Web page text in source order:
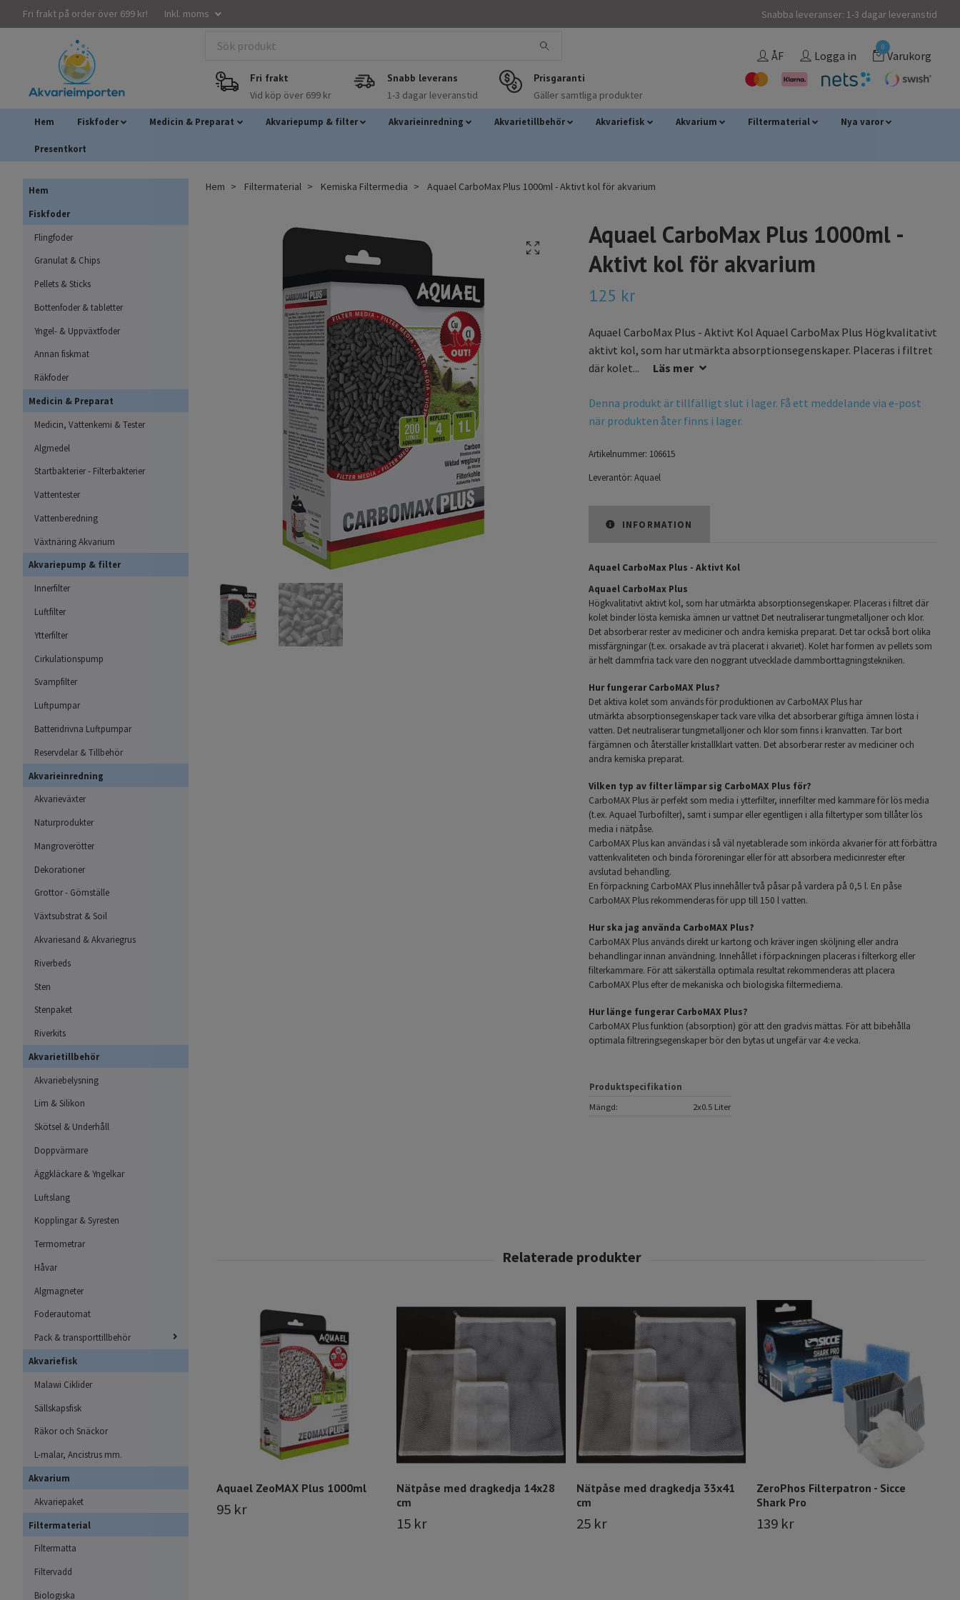
Fri frakt på order över 699 kr! Inkl. moms Snabba leveranser: 1-3 dagar leveranstid
Fri frakt
Vid köp över 699 kr
Snabb leverans
1-3 dagar leveranstid
Prisgaranti
Gäller samtliga produkter
ÅF Logga in
0
Varukorg
Hem Fiskfoder Medicin & Preparat Akvariepump & filter Akvarieinredning Akvarietillbehör Akvariefisk Akvarium Filtermaterial Nya varor
Presentkort
Hem
Fiskfoder
Flingfoder
Granulat & Chips
Pellets & Sticks
Bottenfoder & tabletter
Yngel- & Uppväxtfoder
Annan fiskmat
Räkfoder
Medicin & Preparat
Medicin, Vattenkemi & Tester
Algmedel
Startbakterier - Filterbakterier
Vattentester
Vattenberedning
Växtnäring Akvarium
Akvariepump & filter
Innerfilter
Luftfilter
Ytterfilter
Cirkulationspump
Svampfilter
Luftpumpar
Batteridrivna Luftpumpar
Reservdelar & Tillbehör
Akvarieinredning
Akvarieväxter
Naturprodukter
Mangroverötter
Dekorationer
Grottor - Gömställe
Växtsubstrat & Soil
Akvariesand & Akvariegrus
Riverbeds
Sten
Stenpaket
Riverkits
Akvarietillbehör
Akvariebelysning
Lim & Silikon
Skötsel & Underhåll
Doppvärmare
Äggkläckare & Yngelkar
Luftslang
Kopplingar & Syresten
Termometrar
Håvar
Algmagneter
Foderautomat
Pack & transporttillbehör
Akvariefisk
Malawi Ciklider
Sällskapsfisk
Räkor och Snäckor
L-malar, Ancistrus mm.
Akvarium
Akvariepaket
Filtermaterial
Filtermatta
Filtervadd
Biologiska
Hem Filtermaterial Kemiska Filtermedia Aquael CarboMax Plus 1000ml - Aktivt kol för akvarium
Aquael CarboMax Plus 1000ml -
Aktivt kol för akvarium
125 kr
Aquael CarboMax Plus - Aktivt Kol Aquael CarboMax Plus Högkvalitativt
aktivt kol, som har utmärkta absorptionsegenskaper. Placeras i filtret
där kolet...
Läs mer
Denna produkt är tillfälligt slut i lager. Få ett meddelande via e-post
när produkten åter finns i lager.
Artikelnummer: 106615
Leverantör: Aquael
INFORMATION
Aquael CarboMax Plus - Aktivt Kol
Aquael CarboMax Plus
Högkvalitativt aktivt kol, som har utmärkta absorptionsegenskaper. Placeras i filtret där
kolet binder lösta kemiska ämnen ur vattnet Det neutraliserar tungmetalljoner och klor.
Det absorberar rester av mediciner och andra kemiska preparat. Det tar också bort olika
missfärgningar (t.ex. orsakade av trä placerat i akvariet). Kolet har formen av pellets som
är helt dammfria tack vare den noggrant utvecklade dammborttagningstekniken.
Hur fungerar CarboMAX Plus?
Det aktiva kolet som används för produktionen av CarboMAX Plus har
utmärkta absorptionsegenskapertack vare vilka det absorberar giftiga ämnen lösta i
vatten. Det neutraliserar tungmetalljoner och klor som finns i kranvatten. Tar bort
färgämnen och återställer kristallklart vatten. Det absorberar rester av mediciner och
andra kemiska preparat.
Vilken typ av filter lämpar sig CarboMAX Plus för?
CarboMAX Plus är perfekt som media i ytterfilter, innerfilter med kammare för lös media
(t.ex. Aquael Turbofilter), samt i sumpar eller egentligen i alla filtertyper som tillåter lös
media i nätpåse.
CarboMAX Plus kan användas i så väl nyetablerade som inkörda akvarier för att förbättra
vattenkvaliteten och binda föroreningar eller för att absorbera medicinrester efter
avslutad behandling.
En förpackning CarboMAX Plus innehåller två påsar på vardera på 0,5 l. En påse
CarboMAX Plus rekommenderas för upp till 150 l vatten.
Hur ska jag använda CarboMAX Plus?
CarboMAX Plus används direkt ur kartong och kräver ingen sköljning eller andra
behandlingar innan användning. Innehållet i förpackningen placeras i filterkorg eller
filterkammare. För att säkerställa optimala resultat rekommenderas att placera
CarboMAX Plus efter de mekaniska och biologiska filtermedierna.
Hur länge fungerar CarboMAX Plus?
CarboMAX Plus funktion (absorption) gör att den gradvis mättas. För att bibehålla
optimala filtreringsegenskaper bör den bytas ut ungefär var 4:e vecka.
Produktspecifikation
Mängd:
2x0.5 Liter
Aquael ZeoMAX Plus 1000ml
95 kr
Nätpåse med dragkedja 14x28
cm
15 kr
Nätpåse med dragkedja 33x41
cm
25 kr
ZeroPhos Filterpatron - Sicce
Shark Pro
139 kr